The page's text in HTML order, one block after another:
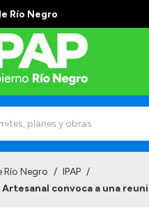
Río Negro
Río Negro / IPAP /
Artesanal convoca a una